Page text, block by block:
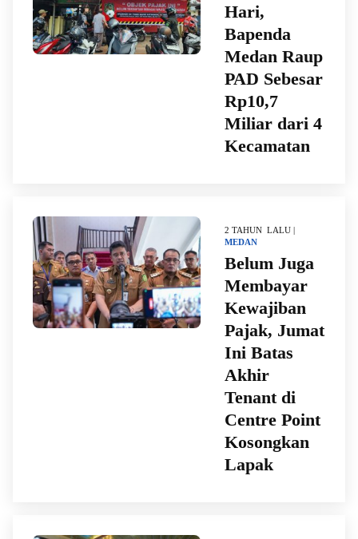
Hari,
Bapenda
Medan Raup
PAD Sebesar
Rp10,7
Miliar dari 4
Kecamatan
2 TAHUN LALU |
MEDAN
Belum Juga
Membayar
Kewajiban
Pajak, Jumat
Ini Batas
Akhir
Tenant di
Centre Point
Kosongkan
Lapak